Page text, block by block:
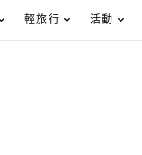
輕旅行 活動